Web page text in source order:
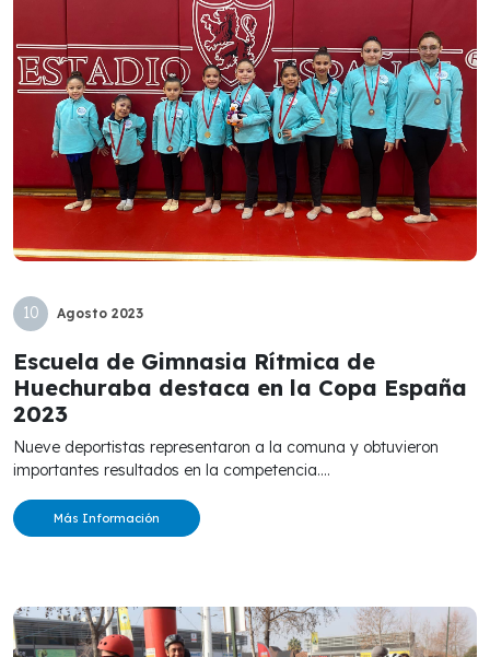
10 Agosto 2023
Escuela de Gimnasia Rítmica de
Huechuraba destaca en la Copa España
2023
Nueve deportistas representaron a la comuna y obtuvieron
importantes resultados en la competencia....
Más Información